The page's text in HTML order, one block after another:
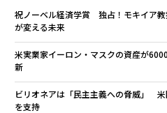
祝ノーベル経済学賞 独占！モキイア
が変える未来
米実業家イーロン・マスクの資産が
新
ビリオネアは「民主主義への脅威」
を支持